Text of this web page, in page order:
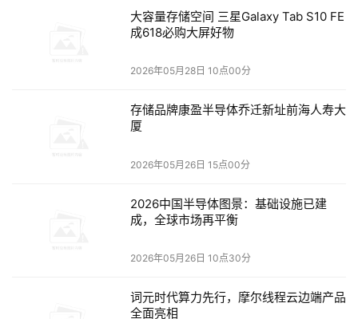
Parallels Desktop 16 for Mac Pro Edition
Parallels Desktop 销售排名第一的版本是 Parallels
Desktop Pro Edition。与 Standard Edition 相比，它更加
强大，功能也更加丰富、灵活，使用起来很简单。Parallels
Desktop Pro Edition 使任何用户都可以轻松体验最高的工
Microsoft Visual Studio 插件：
跨操作系统测试应用程序。
创建和命名自定义网络（新）：为您的自定义网络命名，以
大容量存储空间 三星Galaxy Tab S10 FE
成618必购大屏好物
2026年05月28日 10点00分
存储品牌康盈半导体乔迁新址前海人寿大
厦
2026年05月26日 15点00分
2026中国半导体图景：基础设施已建
成，全球市场再平衡
2026年05月26日 10点30分
词元时代算力先行，摩尔线程云边端产品
全面亮相